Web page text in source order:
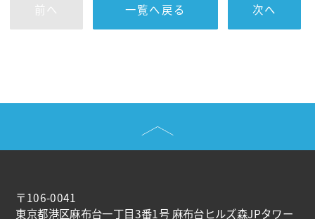
前へ 一覧へ戻る 次へ
〒106-0041
東京都港区麻布台一丁目3番1号 麻布台ヒルズ森JPタワー